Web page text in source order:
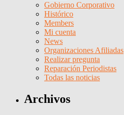
Gobierno Corporativo
Histórico
Members
Mi cuenta
News
Organizaciones Afiliadas
Realizar pregunta
Reparación Periodistas
Todas las noticias
Archivos